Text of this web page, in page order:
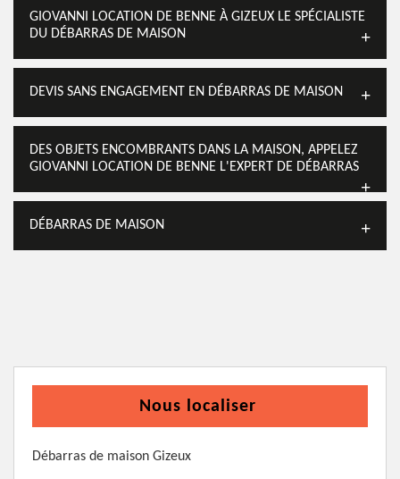
GIOVANNI LOCATION DE BENNE À GIZEUX LE SPÉCIALISTE
DU DÉBARRAS DE MAISON
DEVIS SANS ENGAGEMENT EN DÉBARRAS DE MAISON
DES OBJETS ENCOMBRANTS DANS LA MAISON, APPELEZ
GIOVANNI LOCATION DE BENNE L'EXPERT DE DÉBARRAS
DÉBARRAS DE MAISON
Nous localiser
Débarras de maison Gizeux